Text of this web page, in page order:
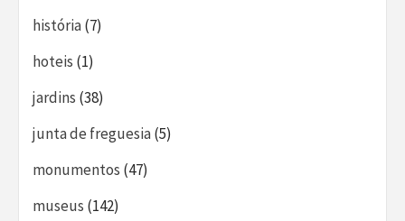
história(7)
hoteis (1)
jardins (38)
junta de freguesia(5)
monumentos (47)
museus (142)